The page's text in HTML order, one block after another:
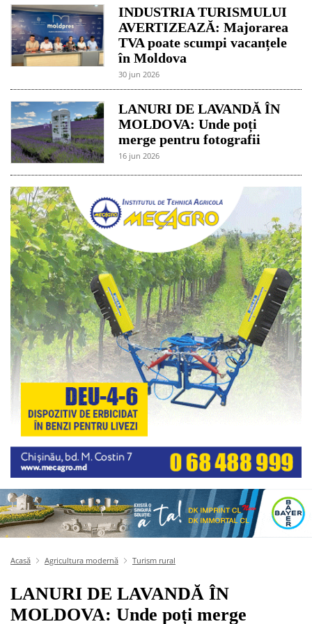
INDUSTRIA TURISMULUI
AVERTIZEAZĂ: Majorarea
TVA poate scumpi vacanțele
în Moldova
30 jun 2026
LANURI DE LAVANDĂ ÎN
MOLDOVA: Unde poți
merge pentru fotografii
16 jun 2026
Acasă Agricultura modernă Turism rural
LANURI DE LAVANDĂ ÎN
MOLDOVA: Unde poți merge